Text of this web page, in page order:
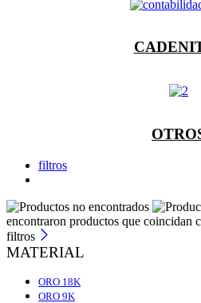
filtros
encontraron productos que coincidan
filtros
MATERIAL
ORO 18K
ORO 9K